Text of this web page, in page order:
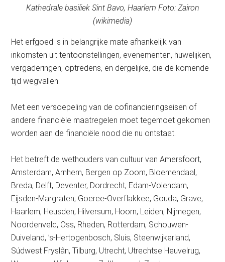
Kathedrale basiliek Sint Bavo, Haarlem Foto: Zairon
(wikimedia)
Het erfgoed is in belangrijke mate afhankelijk van
inkomsten uit tentoonstellingen, evenementen, huwelijken,
vergaderingen, optredens, en dergelijke, die de komende
tijd wegvallen.
Met een versoepeling van de cofinancieringseisen of
andere financiële maatregelen moet tegemoet gekomen
worden aan de financiële nood die nu ontstaat.
Het betreft de wethouders van cultuur van Amersfoort,
Amsterdam, Arnhem, Bergen op Zoom, Bloemendaal,
Breda, Delft, Deventer, Dordrecht, Edam-Volendam,
Eijsden-Margraten, Goeree-Overflakkee, Gouda, Grave,
Haarlem, Heusden, Hilversum, Hoorn, Leiden, Nijmegen,
Noordenveld, Oss, Rheden, Rotterdam, Schouwen-
Duiveland, ’s-Hertogenbosch, Sluis, Steenwijkerland,
Súdwest Fryslân, Tilburg, Utrecht, Utrechtse Heuvelrug,